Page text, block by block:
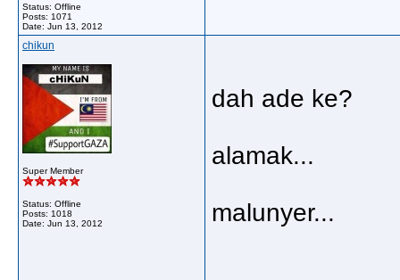
Status: Offline
Posts: 1071
Date: Jun 13, 2012
chikun
Super Member
Status: Offline
Posts: 1018
Date: Jun 13, 2012
dah ade ke?
alamak...
malunyer...